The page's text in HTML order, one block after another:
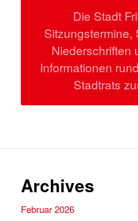
Die Stadt
Sitzungstermine,
Niederschriften
Informationen
Stadtrats
Archives
Februar 2026